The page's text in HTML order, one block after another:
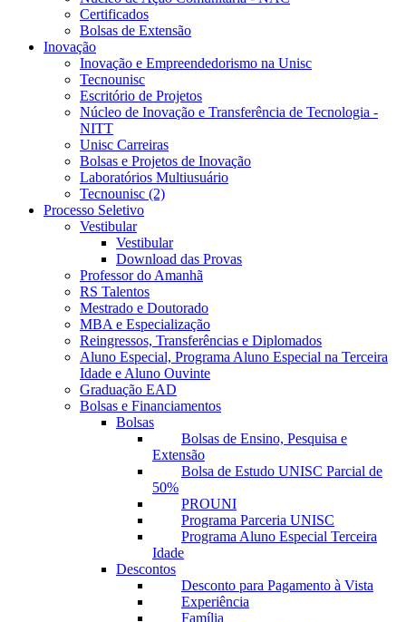
Certificados
Bolsas de Extensão
Inovação
Inovação e Empreendedorismo na Unisc
Tecnounisc
Escritório de Projetos
Núcleo de Inovação e Transferência de Tecnologia -
NITT
Unisc Carreiras
Bolsas e Projetos de Inovação
Laboratórios Multiusuário
Tecnounisc (2)
Processo Seletivo
Vestibular
Vestibular
Download das Provas
Professor do Amanhã
RS Talentos
Mestrado e Doutorado
MBA e Especialização
Reingressos, Transferências e Diplomados
Aluno Especial, Programa Aluno Especial na Terceira
Idade e Aluno Ouvinte
Graduação EAD
Bolsas e Financiamentos
Bolsas
Bolsas de Ensino, Pesquisa e
Extensão
Bolsa de Estudo UNISC Parcial de
50%
PROUNI
Programa Parceria UNISC
Programa Aluno Especial Terceira
Idade
Descontos
Desconto para Pagamento à Vista
Experiência
Família